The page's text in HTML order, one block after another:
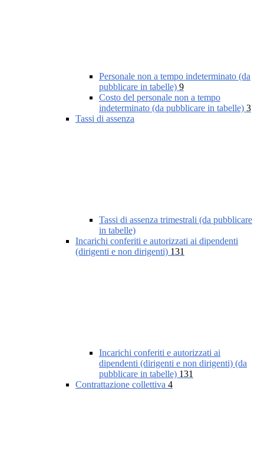
Personale non a tempo indeterminato (da
pubblicare in tabelle) 9
Costo del personale non a tempo
indeterminato (da pubblicare in tabelle) 3
Tassi di assenza
Tassi di assenza trimestrali (da pubblicare
in tabelle)
Incarichi conferiti e autorizzati ai dipendenti
(dirigenti e non dirigenti) 131
Incarichi conferiti e autorizzati ai
dipendenti (dirigenti e non dirigenti) (da
pubblicare in tabelle) 131
Contrattazione collettiva 4